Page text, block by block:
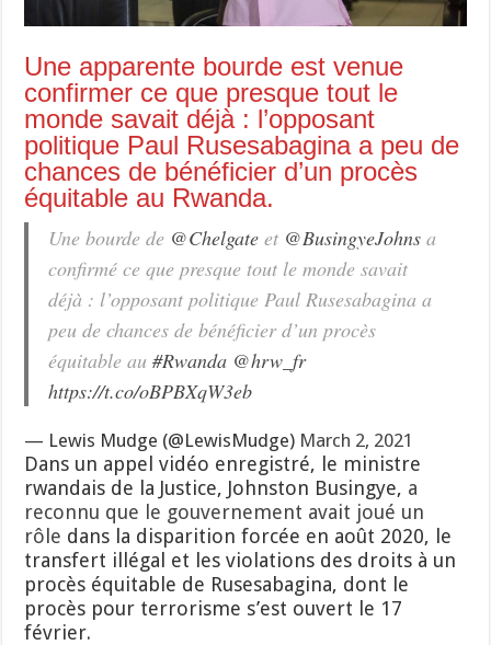
Une apparente bourde est venue
confirmer ce que presque tout le
monde savait déjà : l’opposant
politique Paul Rusesabagina a peu de
chances de bénéficier d’un procès
équitable au Rwanda.
Une bourde de @Chelgate et @BusingyeJohns a
confirmé ce que presque tout le monde savait
déjà : l’opposant politique Paul Rusesabagina a
peu de chances de bénéficier d’un procès
équitable au#Rwanda @hrw_fr
https://t.co/oBPBXqW3eb
— Lewis Mudge (@LewisMudge) March 2, 2021
Dans un appel vidéo enregistré, le ministre
rwandais de la Justice, Johnston Busingye, a
reconnu que le gouvernement avait joué un
rôle dans la disparition forcée en août 2020, le
transfert illégal et les violations des droits à un
procès équitable de Rusesabagina, dont le
procès pour terrorisme s’est ouvert le 17
février.